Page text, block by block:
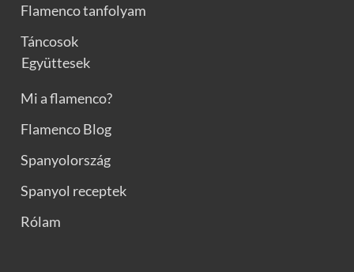
Flamenco tanfolyam
Táncosok
Együttesek
Mi a flamenco?
Flamenco Blog
Spanyolország
Spanyol receptek
Rólam